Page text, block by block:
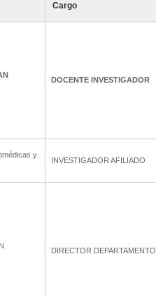
Cargo
DOCENTE INVESTIGADOR
y
INVESTIGADOR AFILIADO
DIRECTOR DEPARTAMENTO